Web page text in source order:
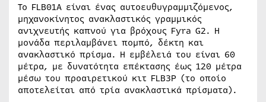
Το FLB01A είναι ένας αυτοευθυγραμμιζόμενος,
μηχανοκίνητος ανακλαστικός γραμμικός
ανιχνευτής καπνού για βρόχους Fyra G2. Η
μονάδα περιλαμβάνει πομπό, δέκτη και
ανακλαστικό πρίσμα. Η εμβέλειά του είναι 60
μέτρα, με δυνατότητα επέκτασης έως 120 μέτρα
μέσω του προαιρετικού κιτ FLB3P (το οποίο
αποτελείται από τρία ανακλαστικά πρίσματα).